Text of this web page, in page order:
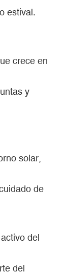
estival.
crece en
y
solar,
de
del
del